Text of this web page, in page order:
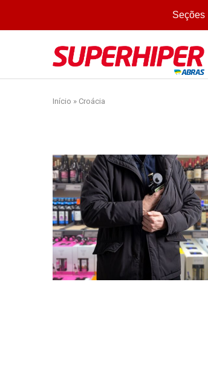
Seções
Início » Croácia